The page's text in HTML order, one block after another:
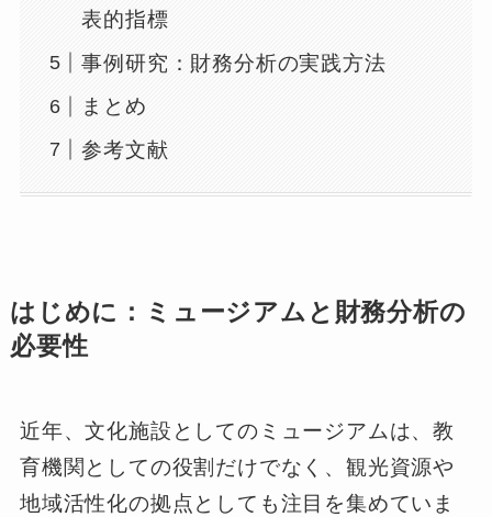
表的指標
事例研究：財務分析の実践方法
まとめ
参考文献
はじめに：ミュージアムと財務分析の
必要性
近年、文化施設としてのミュージアムは、教
育機関としての役割だけでなく、観光資源や
地域活性化の拠点としても注目を集めていま